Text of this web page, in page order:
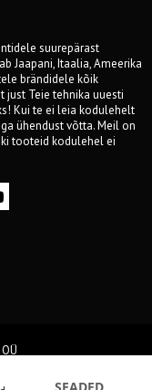
suurepärast
Jaapani, Itaalia, Ameerika
brändidele kõik
just Teie tehnika uuesti
Kui te ei leia kodulehelt
ühendust võtta. Meil on
tooteid kodulehel ei